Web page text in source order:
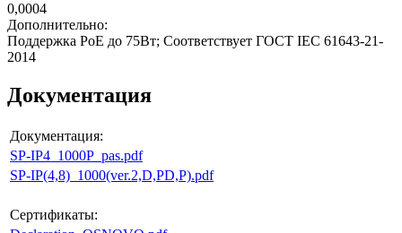
0,0004
Дополнительно:
Поддержка PoE до 75Вт; Соответствует ГОСТ IEC 61643-21-
2014
Документация
Документация:
SP-IP4_1000P_pas.pdf
SP-IP(4,8)_1000(ver.2,D,PD,P).pdf
Сертификаты: